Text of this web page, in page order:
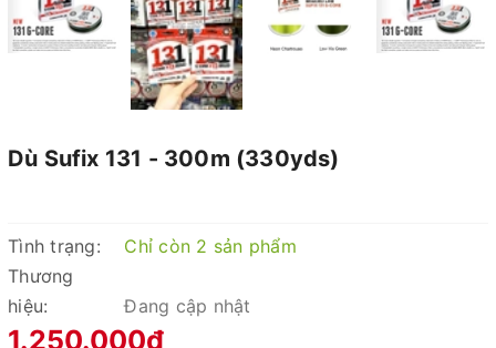
Dù Sufix 131 - 300m (330yds)
Tình trạng:
Chỉ còn 2 sản phẩm
Thương
hiệu:
Đang cập nhật
1.250.000₫